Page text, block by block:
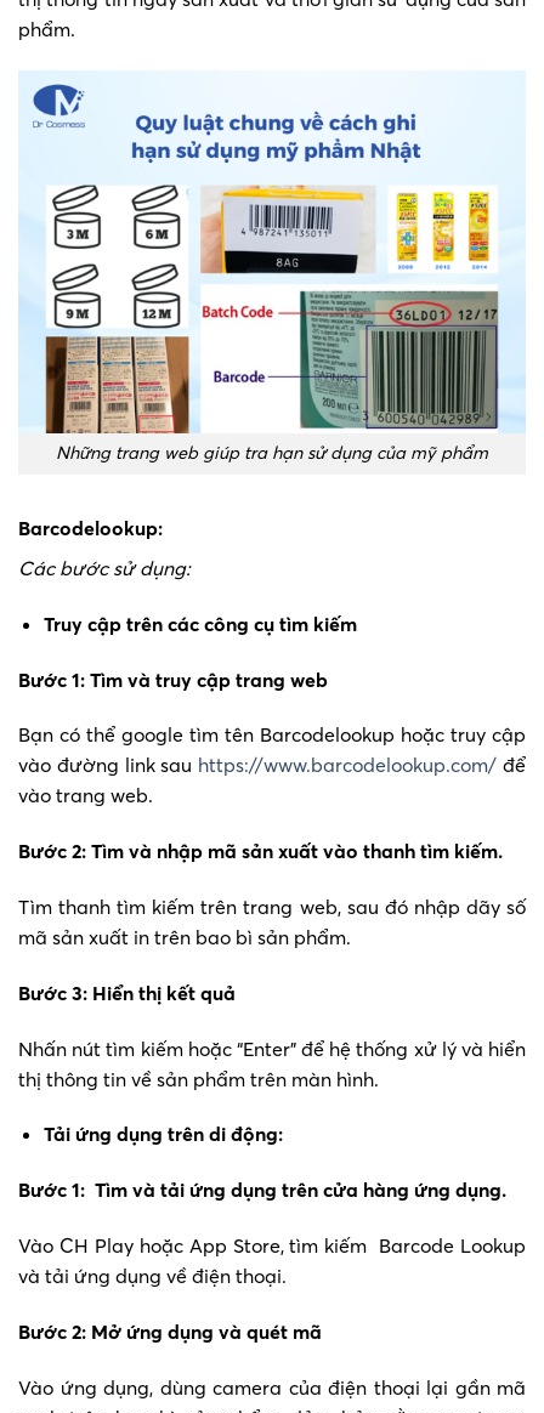
phẩm.
Những trang web giúp tra hạn sử dụng của mỹ phẩm
Barcodelookup:
Các bước sử dụng:
Truy cập trên các công cụ tìm kiếm
Bước 1: Tìm và truy cập trang web
Bạn có thể google tìm tên Barcodelookup hoặc truy cập
vào đường link sau https://www.barcodelookup.com/ để
vào trang web.
Bước 2: Tìm và nhập mã sản xuất vào thanh tìm kiếm.
Tìm thanh tìm kiếm trên trang web, sau đó nhập dãy số
mã sản xuất in trên bao bì sản phẩm.
Bước 3: Hiển thị kết quả
Nhấn nút tìm kiếm hoặc “Enter” để hệ thống xử lý và hiển
thị thông tin về sản phẩm trên màn hình.
Tải ứng dụng trên di động:
Bước 1: Tìm và tải ứng dụng trên cửa hàng ứng dụng.
Vào CH Play hoặc App Store, tìm kiếm Barcode Lookup
và tải ứng dụng về điện thoại.
Bước 2: Mở ứng dụng và quét mã
Vào ứng dụng, dùng camera của điện thoại lại gần mã